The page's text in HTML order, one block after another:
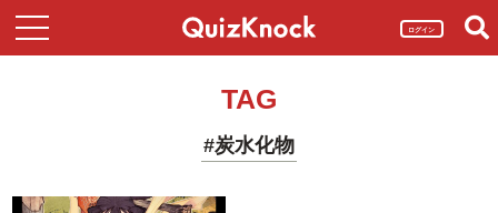
ログイン
TAG
#炭水化物